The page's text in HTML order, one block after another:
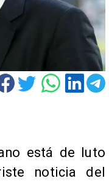
está de luto
noticia del